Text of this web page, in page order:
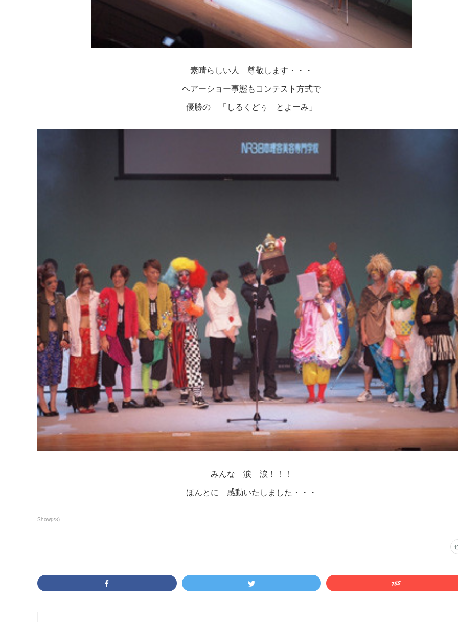
素晴らしい人 尊敬します・・・
ヘアーショー事態もコンテスト方式で
優勝の 「しるくどぅ とよーみ」
みんな 涙 涙！！！
ほんとに 感動いたしました・・・
Show(23)